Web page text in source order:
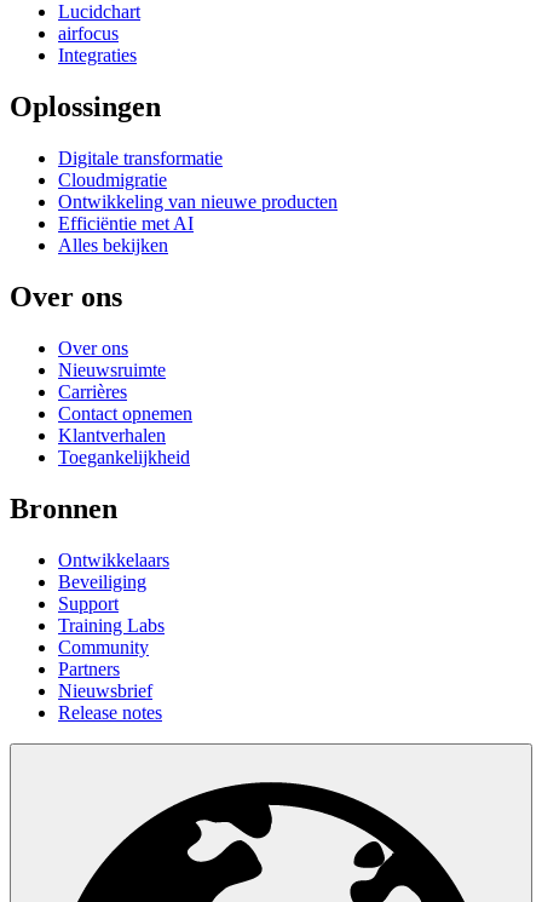
Lucidchart
airfocus
Integraties
Oplossingen
Digitale transformatie
Cloudmigratie
Ontwikkeling van nieuwe producten
Efficiëntie met AI
Alles bekijken
Over ons
Over ons
Nieuwsruimte
Carrières
Contact opnemen
Klantverhalen
Toegankelijkheid
Bronnen
Ontwikkelaars
Beveiliging
Support
Training Labs
Community
Partners
Nieuwsbrief
Release notes